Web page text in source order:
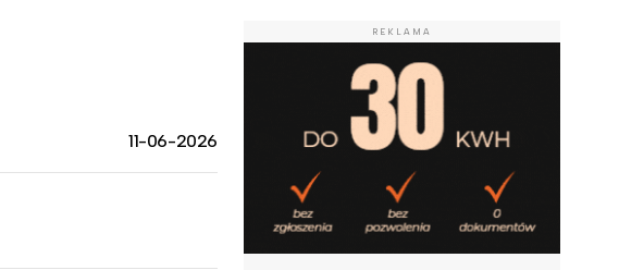
11-06-2026
REKLAMA